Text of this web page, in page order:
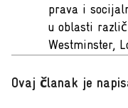
prava i
u oblasti
Westminster,
Ovaj članak je